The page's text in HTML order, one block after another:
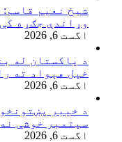
شیخ نعیم قاسم:
وړاندې جګړه
اگست 6, 2026
خپل هېواد ته
اگست 6, 2026
سپتمبر خوشې نه
اگست 6, 2026